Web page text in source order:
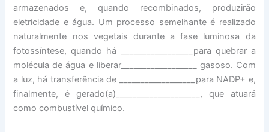
armazenados e, quando recombinados, produzirão
eletricidade e água. Um processo semelhante é realizado
naturalmente nos vegetais durante a fase luminosa da
fotossíntese, quando há _________________para quebrar a
molécula de água e liberar__________________ gasoso. Com
a luz, há transferência de __________________para NADP+ e,
finalmente, é gerado(a)____________________, que atuará
como combustível químico.